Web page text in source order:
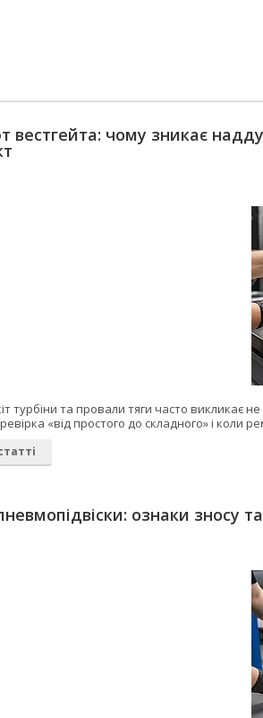
вестгейта: чому зникає
турбіни та провали тяги часто викликає
«від простого до складного» і коли
ознаки зносу